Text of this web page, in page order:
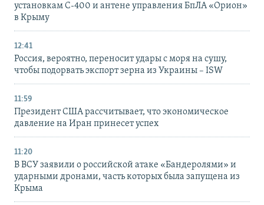
установкам С-400 и антене управления БпЛА «Орион»
в Крыму
12:41
Россия, вероятно, переносит удары с моря на сушу,
чтобы подорвать экспорт зерна из Украины – ISW
11:59
Президент США рассчитывает, что экономическое
давление на Иран принесет успех
11:20
В ВСУ заявили о российской атаке «Бандеролями» и
ударными дронами, часть которых была запущена из
Крыма